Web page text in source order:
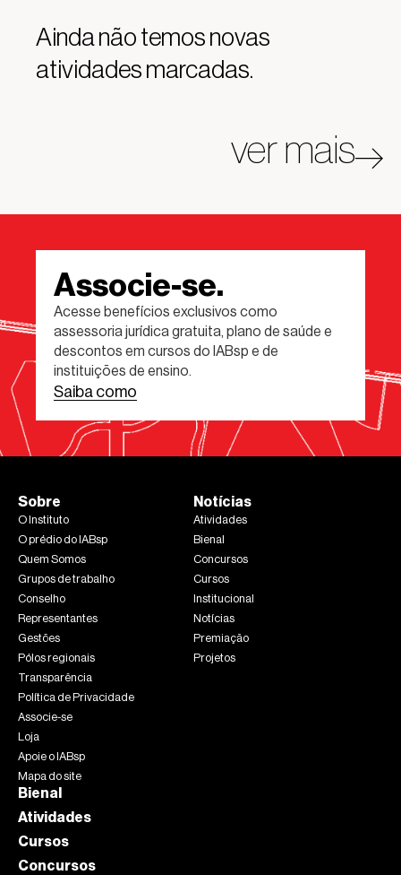
Ainda não temos novas
atividades marcadas.
ver mais
Associe-se.
Acesse benefícios exclusivos como
assessoria jurídica gratuita, plano de saúde e
descontos em cursos do IABsp e de
instituições de ensino.
Saiba como
Sobre
O Instituto
O prédio do IABsp
Quem Somos
Grupos de trabalho
Conselho
Representantes
Gestões
Pólos regionais
Transparência
Política de Privacidade
Associe-se
Loja
Apoie o IABsp
Mapa do site
Notícias
Atividades
Bienal
Concursos
Cursos
Institucional
Notícias
Premiação
Projetos
Bienal
Atividades
Cursos
Concursos